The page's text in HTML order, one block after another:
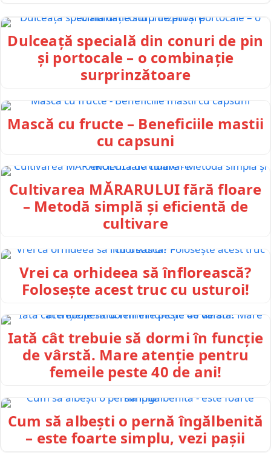
Dulceață specială din conuri de pin
și portocale – o combinație
surprinzătoare
Mască cu fructe – Beneficiile mastii
cu capsuni
Cultivarea MĂRARULUI fără floare
– Metodă simplă și eficientă de
cultivare
Vrei ca orhideea să înflorească?
Folosește acest truc cu usturoi!
Iată cât trebuie să dormi în funcție
de vârstă. Mare atenție pentru
femeile peste 40 de ani!
Cum să albești o pernă îngălbenită
– este foarte simplu, vezi pașii